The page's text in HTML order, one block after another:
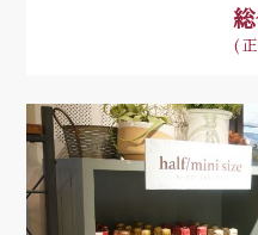
(